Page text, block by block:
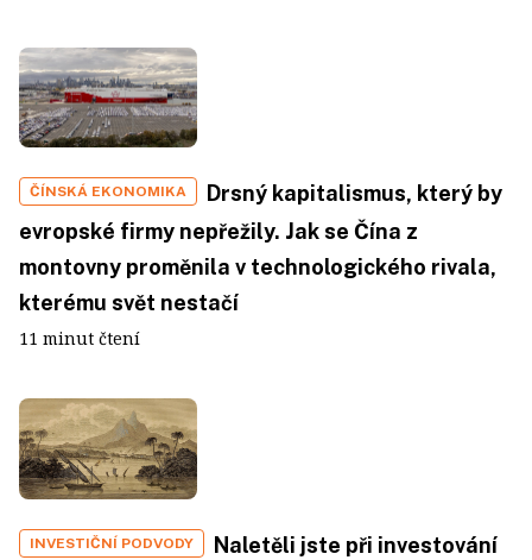
ČÍNSKÁ EKONOMIKA
Drsný kapitalismus, který by
evropské firmy nepřežily. Jak se Čína z
montovny proměnila v technologického rivala,
kterému svět nestačí
11 minut čtení
INVESTIČNÍ PODVODY
Naletěli jste při investování